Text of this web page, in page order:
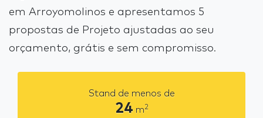
em Arroyomolinos e apresentamos 5
propostas de Projeto ajustadas ao seu
orçamento, grátis e sem compromisso.
Stand de menos de
24 m2